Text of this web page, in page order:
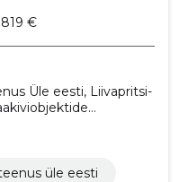
€
ja värvitööd, Pae-
metallpinnad,
puhastus- ja renoveerimisteenus üle eesti